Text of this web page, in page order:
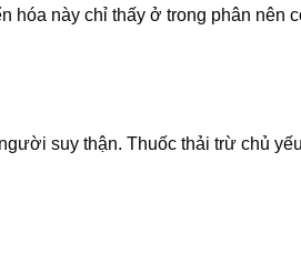
hóa này chỉ thấy ở trong phân nên
suy thận. Thuốc thải trừ chủ